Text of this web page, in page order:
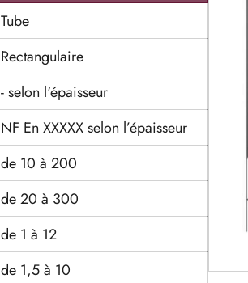
Tube
Rectangulaire
- selon l'épaisseur
NF En XXXXX selon l’épaisseur
de 10 à 200
de 20 à 300
de 1 à 12
de 1,5 à 10